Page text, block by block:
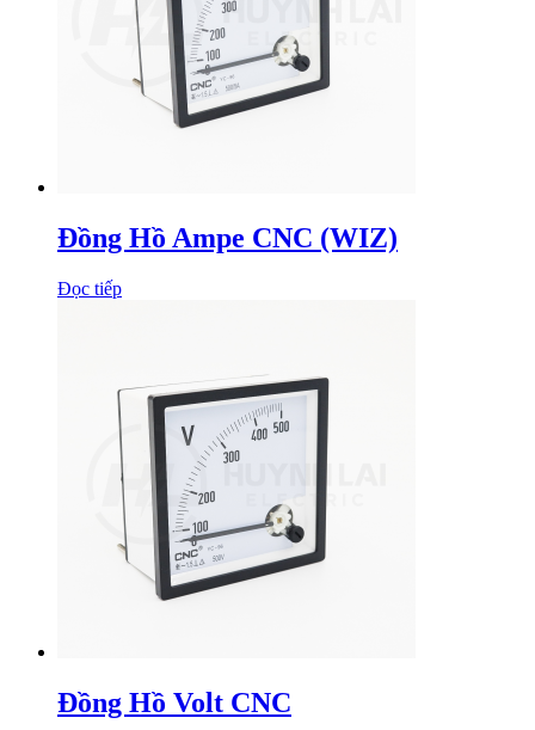
Đồng Hồ Ampe CNC (WIZ)
Đọc tiếp
Đồng Hồ Volt CNC